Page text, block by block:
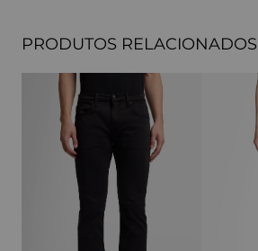
PRODUTOS RELACIONADOS